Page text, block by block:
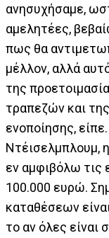
ανησυχήσαμε,
αμελητέες,
πως θα
μέλλον, αλλά
της
τραπεζών και
ενοποίησης,
Ντέισελμπλουμ,
εν αμφιβόλω τις
100.000 ευρώ.
καταθέσεων
το αν όλες είναι